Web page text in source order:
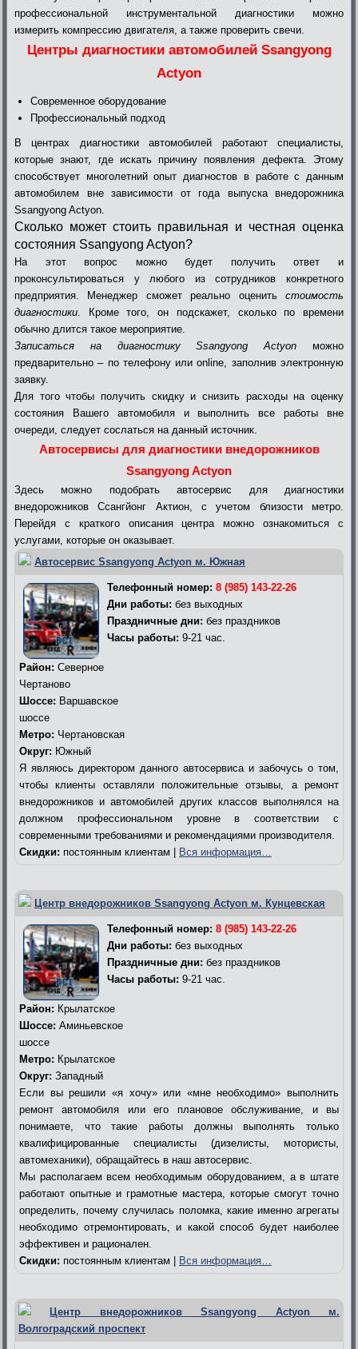
профессиональной инструментальной диагностики можно
измерить компрессию двигателя, а также проверить свечи.
Центры диагностики автомобилей Ssangyong
Actyon
Современное оборудование
Профессиональный подход
В центрах диагностики автомобилей работают специалисты,
которые знают, где искать причину появления дефекта. Этому
способствует многолетний опыт диагностов в работе с данным
автомобилем вне зависимости от года выпуска внедорожника
Ssangyong Actyon.
Сколько может стоить правильная и честная оценка
состояния Ssangyong Actyon?
На этот вопрос можно будет получить ответ и
проконсультироваться у любого из сотрудников конкретного
предприятия. Менеджер сможет реально оценить стоимость
диагностики . Кроме того, он подскажет, сколько по времени
обычно длится такое мероприятие.
Записаться на диагностику Ssangyong Actyon можно
предварительно – по телефону или online, заполнив электронную
заявку.
Для того чтобы получить скидку и снизить расходы на оценку
состояния Вашего автомобиля и выполнить все работы вне
очереди, следует сослаться на данный источник.
Автосервисы для диагностики внедорожников
Ssangyong Actyon
Здесь можно подобрать автосервис для диагностики
внедорожников Ссангйонг Актион, с учетом близости метро.
Перейдя с краткого описания центра можно ознакомиться с
услугами, которые он оказывает.
Автосервис Ssangyong Actyon м. Южная
Телефонный номер: 8 (985) 143-22-26
Дни работы: без выходных
Праздничные дни: без праздников
Часы работы: 9-21 час.
Район: Северное
Чертаново
Шоссе: Варшавское
шоссе
Метро: Чертановская
Округ: Южный
Я являюсь директором данного автосервиса и забочусь о том,
чтобы клиенты оставляли положительные отзывы, а ремонт
внедорожников и автомобилей других классов выполнялся на
должном профессиональном уровне в соответствии с
современными требованиями и рекомендациями производителя.
Скидки: постоянным клиентам | Вся информация…
Центр внедорожников Ssangyong Actyon м. Кунцевская
Телефонный номер: 8 (985) 143-22-26
Дни работы: без выходных
Праздничные дни: без праздников
Часы работы: 9-21 час.
Район: Крылатское
Шоссе: Аминьевское
шоссе
Метро: Крылатское
Округ: Западный
Если вы решили «я хочу» или «мне необходимо» выполнить
ремонт автомобиля или его плановое обслуживание, и вы
понимаете, что такие работы должны выполнять только
квалифицированные специалисты (дизелисты, мотористы,
автомеханики), обращайтесь в наш автосервис.
Мы располагаем всем необходимым оборудованием, а в штате
работают опытные и грамотные мастера, которые смогут точно
определить, почему случилась поломка, какие именно агрегаты
необходимо отремонтировать, и какой способ будет наиболее
эффективен и рационален.
Скидки: постоянным клиентам | Вся информация…
Центр внедорожников Ssangyong Actyon м.
Волгоградский проспект